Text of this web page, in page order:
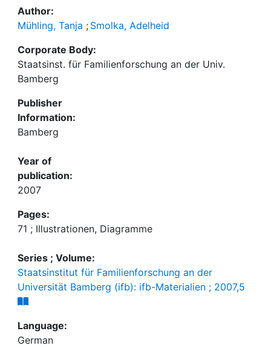
Author:
Mühling, Tanja ; Smolka, Adelheid
Corporate Body:
Staatsinst. für Familienforschung an der Univ.
Bamberg
Publisher
Information:
Bamberg
Year of
publication:
2007
Pages:
71 ; Illustrationen, Diagramme
Series ; Volume:
Staatsinstitut für Familienforschung an der
Universität Bamberg (ifb): ifb-Materialien ; 2007,5
Language:
German